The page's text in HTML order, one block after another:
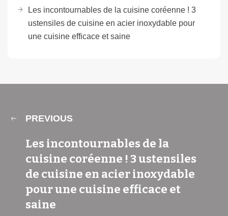
Les incontournables de la cuisine coréenne ! 3
ustensiles de cuisine en acier inoxydable pour
une cuisine efficace et saine
PREVIOUS
Les incontournables de la
cuisine coréenne ! 3 ustensiles
de cuisine en acier inoxydable
pour une cuisine efficace et
saine